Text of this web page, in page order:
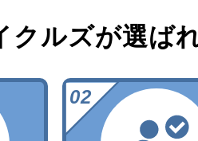
クルズが選ば